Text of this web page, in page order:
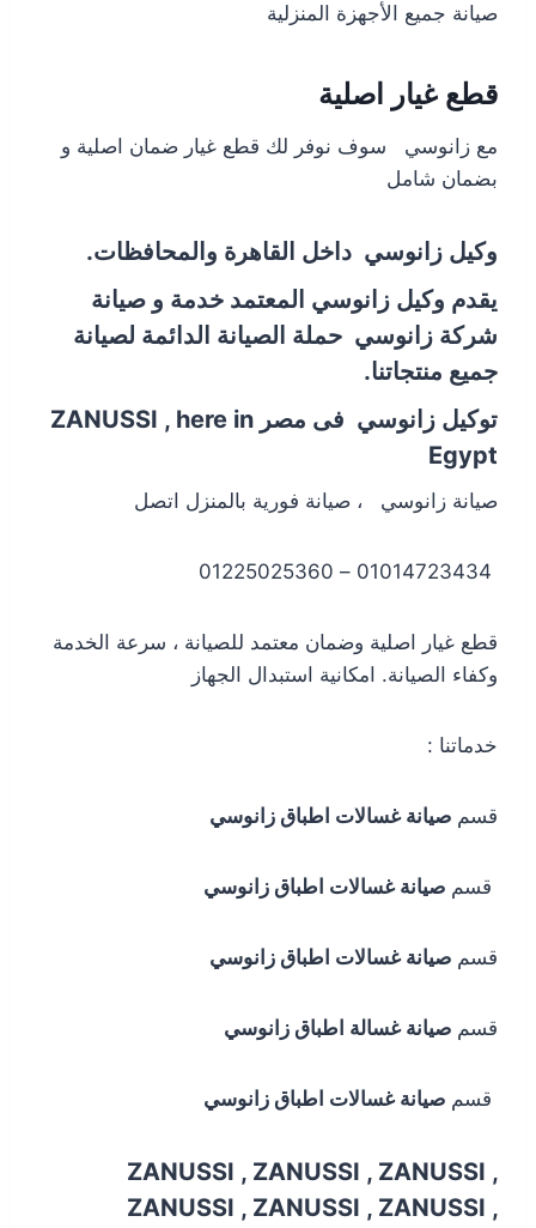
صيانة جميع الأجهزة المنزلية
قطع غيار اصلية
مع زانوسي سوف نوفر لك قطع غيار ضمان اصلية و
بضمان شامل
وكيل زانوسي داخل القاهرة والمحافظات.
يقدم وكيل زانوسي المعتمد خدمة و صيانة
شركة زانوسي حملة الصيانة الدائمة لصيانة
جميع منتجاتنا.
توكيل زانوسي فى مصر ZANUSSI , here in
Egypt
صيانة زانوسي ، صيانة فورية بالمنزل اتصل
قطع غيار اصلية وضمان معتمد للصيانة ، سرعة الخدمة
وكفاء الصيانة. امكانية استبدال الجهاز
خدماتنا :
قسم صيانة غسالات اطباق زانوسي
قسم صيانة غسالات اطباق زانوسي
قسم صيانة غسالات اطباق زانوسي
قسم صيانة غسالة اطباق زانوسي
قسم صيانة غسالات اطباق زانوسي
ZANUSSI , ZANUSSI , ZANUSSI ,
ZANUSSI , ZANUSSI , ZANUSSI ,